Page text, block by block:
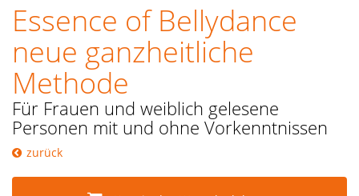
Essence of Bellydance
neue ganzheitliche
Methode
Für Frauen und weiblich gelesene
Personen mit und ohne Vorkenntnissen
zurück